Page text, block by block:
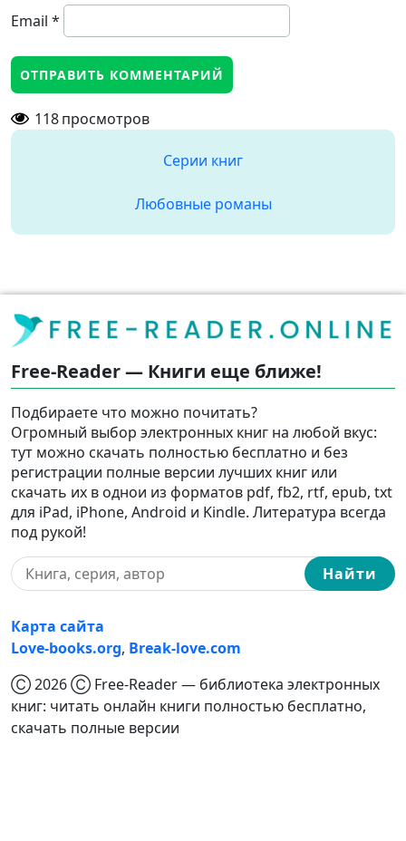
Email *
118просмотров
Серии книг
Любовные романы
Free-Reader — Книги еще ближе!
Подбираете что можно почитать?
Огромный выбор электронных книг на любой вкус:
тут можно скачать полностью бесплатно и без
регистрации полные версии лучших книг или
скачать их в однои из форматов pdf, fb2, rtf, epub, txt
для iPad, iPhone, Android и Kindle. Литература всегда
под рукой!
Найти
Карта сайта
Love-books.org, Break-love.com
Ⓒ 2026 Ⓒ Free-Reader — библиотека электронных
книг: читать онлайн книги полностью бесплатно,
скачать полные версии